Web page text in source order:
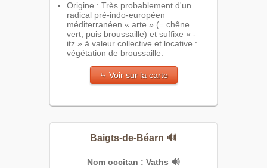
Origine : Très probablement d'un
radical pré-indo-européen
méditerranéen « arte » (= chêne
vert, puis broussaille) et suffixe « -
itz » à valeur collective et locative :
végétation de broussaille.
⤷ Voir sur la carte
Baigts-de-Béarn 🔊
Nom occitan : Vaths 🔊